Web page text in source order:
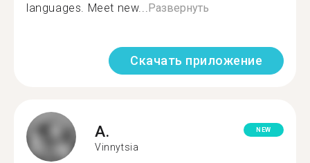
languages. Meet new... Развернуть
Скачать приложение
A.
Vinnytsia
NEW